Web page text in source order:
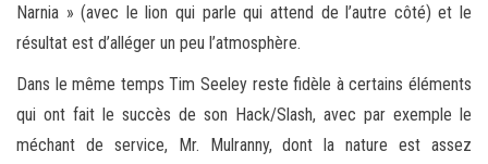
Narnia » (avec le lion qui parle qui attend de l’autre côté) et le
résultat est d’alléger un peu l’atmosphère.
Dans le même temps Tim Seeley reste fidèle à certains éléments
qui ont fait le succès de son Hack/Slash, avec par exemple le
méchant de service, Mr. Mulranny, dont la nature est assez